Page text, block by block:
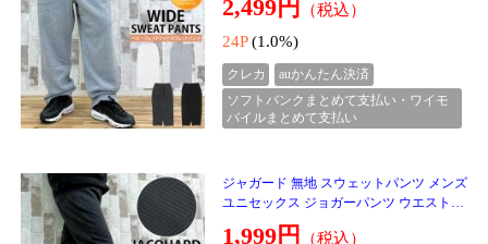
ソフトバンクまとめて支払い・ワイモ
バイルまとめて支払い
送料無料 VARZAR バザール カーブロゴフ
ァーイヤーマフ VA Curved Logo Fur Earmu
ff 韓国 耳あて 小物 刺繍 防寒 ホワイト ブ
ラック レデ
送料無
クレカ
auかんたん決済
ソフトバンクまとめて支払い・ワイモ
バイルまとめて支払い